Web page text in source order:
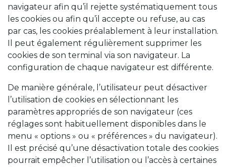
navigateur afin qu’il rejette systématiquement tous
les cookies ou afin qu’il accepte ou refuse, au cas
par cas, les cookies préalablement à leur installation.
Il peut également régulièrement supprimer les
cookies de son terminal via son navigateur. La
configuration de chaque navigateur est différente.
De manière générale, l’utilisateur peut désactiver
l’utilisation de cookies en sélectionnant les
paramètres appropriés de son navigateur (ces
réglages sont habituellement disponibles dans le
menu « options » ou « préférences » du navigateur).
Il est précisé qu’une désactivation totale des cookies
pourrait empêcher l’utilisation ou l’accès à certaines